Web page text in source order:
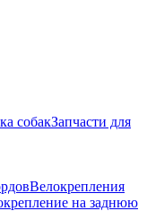
собакЗапчасти для
Велокрепления
на заднюю